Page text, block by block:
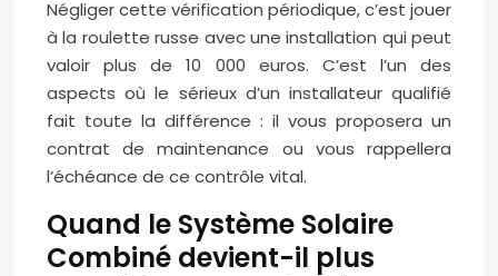
Négliger cette vérification périodique, c’est jouer
à la roulette russe avec une installation qui peut
valoir plus de 10 000 euros. C’est l’un des
aspects où le sérieux d’un installateur qualifié
fait toute la différence : il vous proposera un
contrat de maintenance ou vous rappellera
l’échéance de ce contrôle vital.
Quand le Système Solaire
Combiné devient-il plus